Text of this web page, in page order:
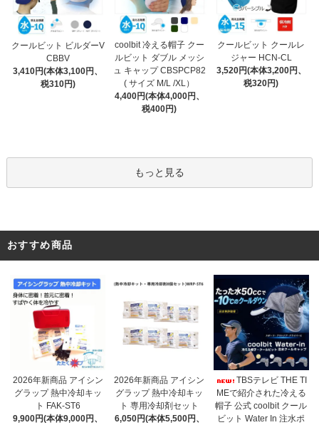
クールビット ビルダーV
CBBV
3,410円(本体3,100円、
税310円)
coolbit 冷える帽子 クー
ルビット ダブル メッシ
ュ キャップ CBSPCP82
( サイズ M/L /XL）
4,400円(本体4,000円、
税400円)
クールビット クールレ
ジャー HCN-CL
3,520円(本体3,200円、
税320円)
もっと見る
おすすめ商品
2026年新商品 アイシン
グラップ 熱中冷却キッ
ト FAK-ST6
9,900円(本体9,000円、
2026年新商品 アイシン
グラップ 熱中冷却キッ
ト 専用冷却剤セット
6,050円(本体5,500円、
TBSテレビ THE TI
MEで紹介された冷える
帽子 公式 coolbit クール
ビット Water In 注水ポ